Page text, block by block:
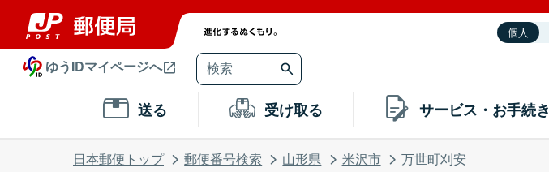
個人
ゆうIDマイページへ
送る 受け取る サービス・お手続き
日本郵便トップ 郵便番号検索 山形県 米沢市 万世町刈安